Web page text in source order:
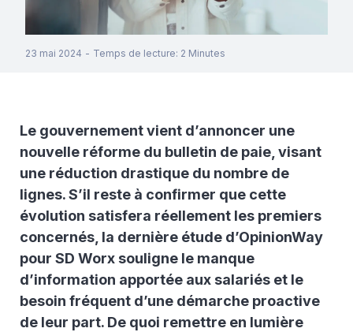
23 mai 2024 - Temps de lecture: 2 Minutes
Le gouvernement vient d’annoncer une
nouvelle réforme du bulletin de paie, visant
une réduction drastique du nombre de
lignes. S’il reste à confirmer que cette
évolution satisfera réellement les premiers
concernés, la dernière étude d’OpinionWay
pour SD Worx souligne le manque
d’information apportée aux salariés et le
besoin fréquent d’une démarche proactive
de leur part. De quoi remettre en lumière